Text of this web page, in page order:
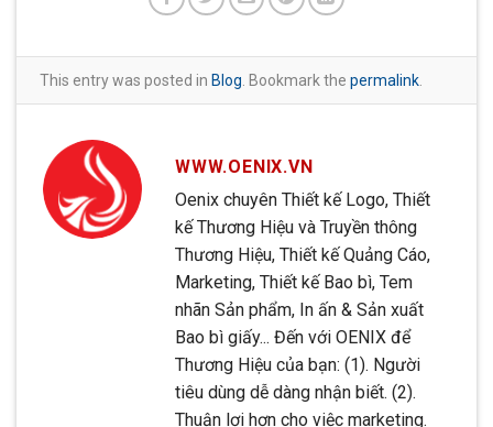
This entry was posted in Blog. Bookmark the permalink.
WWW.OENIX.VN
Oenix chuyên Thiết kế Logo, Thiết
kế Thương Hiệu và Truyền thông
Thương Hiệu, Thiết kế Quảng Cáo,
Marketing, Thiết kế Bao bì, Tem
nhãn Sản phẩm, In ấn & Sản xuất
Bao bì giấy... Đến với OENIX để
Thương Hiệu của bạn: (1). Người
tiêu dùng dễ dàng nhận biết. (2).
Thuận lợi hơn cho việc marketing.